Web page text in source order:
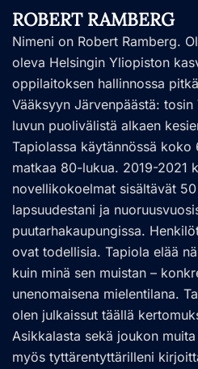
ROBERT RAMBERG
Nimeni on Robert Ramberg.
oleva Helsingin Yliopiston
oppilaitoksen hallinnossa
Vääksyyn Järvenpäästä:
luvun puolivälistä alkaen
Tapiolassa käytännössä
matkaa 80-lukua. 2019-2021
novellikokoelmat sisältävät
lapsuudestani ja
puutarhakaupungissa.
ovat todellisia. Tapiola elää
kuin minä sen muistan –
unenomaisena mielentilana.
olen julkaissut täällä
Asikkalasta sekä joukon
myös tyttärentyttärilleni